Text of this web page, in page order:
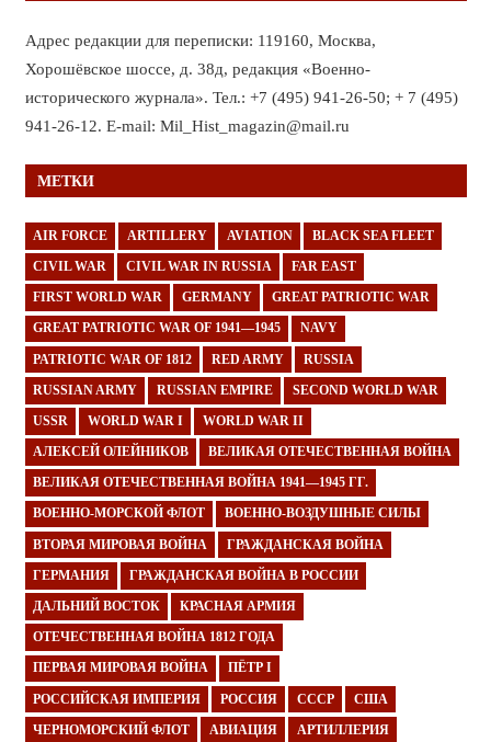
Адрес редакции для переписки: 119160, Москва,
Хорошёвское шоссе, д. 38д, редакция «Военно-
исторического журнала». Тел.: +7 (495) 941-26-50; + 7 (495)
941-26-12. E-mail: Mil_Hist_magazin@mail.ru
МЕТКИ
AIR FORCE ARTILLERY AVIATION BLACK SEA FLEET
CIVIL WAR CIVIL WAR IN RUSSIA FAR EAST
FIRST WORLD WAR GERMANY GREAT PATRIOTIC WAR
GREAT PATRIOTIC WAR OF 1941—1945 NAVY
PATRIOTIC WAR OF 1812 RED ARMY RUSSIA
RUSSIAN ARMY RUSSIAN EMPIRE SECOND WORLD WAR
USSR WORLD WAR I WORLD WAR II
АЛЕКСЕЙ ОЛЕЙНИКОВ ВЕЛИКАЯ ОТЕЧЕСТВЕННАЯ ВОЙНА
ВЕЛИКАЯ ОТЕЧЕСТВЕННАЯ ВОЙНА 1941—1945 ГГ.
ВОЕННО-МОРСКОЙ ФЛОТ ВОЕННО-ВОЗДУШНЫЕ СИЛЫ
ВТОРАЯ МИРОВАЯ ВОЙНА ГРАЖДАНСКАЯ ВОЙНА
ГЕРМАНИЯ ГРАЖДАНСКАЯ ВОЙНА В РОССИИ
ДАЛЬНИЙ ВОСТОК КРАСНАЯ АРМИЯ
ОТЕЧЕСТВЕННАЯ ВОЙНА 1812 ГОДА
ПЕРВАЯ МИРОВАЯ ВОЙНА ПЁТР I
РОССИЙСКАЯ ИМПЕРИЯ РОССИЯ СССР США
ЧЕРНОМОРСКИЙ ФЛОТ АВИАЦИЯ АРТИЛЛЕРИЯ